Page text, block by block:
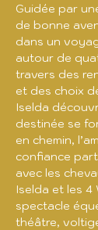
Guidée par
de bonne
dans un
autour de
travers des
et des choix
Iselda
destinée se
en chemin,
confiance
avec les
Iselda et les 4
spectacle
théâtre,